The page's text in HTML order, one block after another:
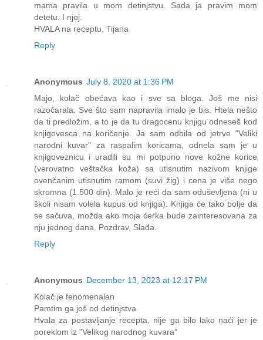
mama pravila u mom detinjstvu. Sada ja pravim mom
detetu. I njoj.
HVALA na receptu, Tijana
Reply
Anonymous July 8, 2020 at 1:36 PM
Majo, kolač obećava kao i sve sa bloga. Još me nisi
razočarala. Sve što sam napravila imalo je bis. Htela nešto
da ti predložim, a to je da tu dragocenu knjigu odneseš kod
knjigovesca na koričenje. Ja sam odbila od jetrve "Veliki
narodni kuvar" za raspalim koricama, odnela sam je u
knjigoveznicu i uradili su mi potpuno nove kožne korice
(verovatno veštačka koža) sa utisnutim nazivom knjige
ovenčanim utisnutim ramom (suvi žig) i cena je više nego
skromna (1.500 din). Malo je reći da sam oduševljena (ni u
školi nisam volela kupus od knjiga). Knjiga će tako bolje da
se sačuva, možda ako moja ćerka bude zainteresovana za
nju jednog dana. Pozdrav, Slađa.
Reply
Anonymous December 13, 2023 at 12:17 PM
Kolač je fenomenalan
Pamtim ga još od detinjstva.
Hvala za postavljanje recepta, nije ga bilo lako naći jer je
poreklom iz "Velikog narodnog kuvara"